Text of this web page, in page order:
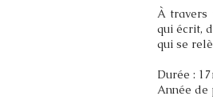
À travers
qui écrit,
qui se
Durée :
Année de